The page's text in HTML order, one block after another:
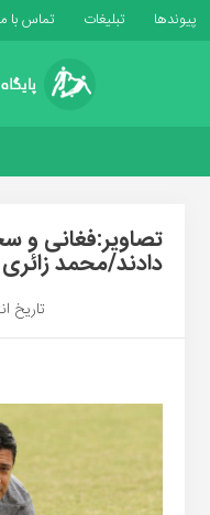
پیوندها تبلیغات تماس با
تصاویر:فغانی و
دادند/محمد زائری
تاریخ انتشار: